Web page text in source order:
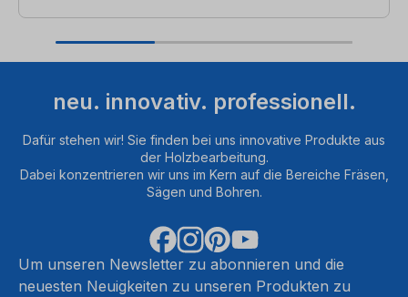
neu. innovativ. professionell.
Dafür stehen wir! Sie finden bei uns innovative Produkte aus
der Holzbearbeitung.
Dabei konzentrieren wir uns im Kern auf die Bereiche Fräsen,
Sägen und Bohren.
Um unseren Newsletter zu abonnieren und die
neuesten Neuigkeiten zu unseren Produkten zu